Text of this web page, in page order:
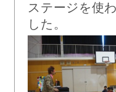
ステージを使
した。